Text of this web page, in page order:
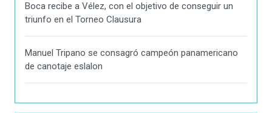
Boca recibe a Vélez, con el objetivo de conseguir un
triunfo en el Torneo Clausura
Manuel Tripano se consagró campeón panamericano
de canotaje eslalon